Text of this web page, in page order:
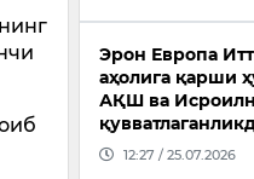
Эрон Европа
аҳолига қарши
АҚШ ва
12:27 / 25.07.2026